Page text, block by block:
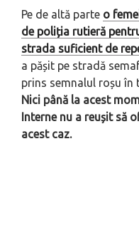
Pe de altă parte o
de poliția rutieră
strada suficient de
a pășit pe stradă
prins semnalul roșu în
Nici până la acest
Interne nu a reușit să
acest caz.